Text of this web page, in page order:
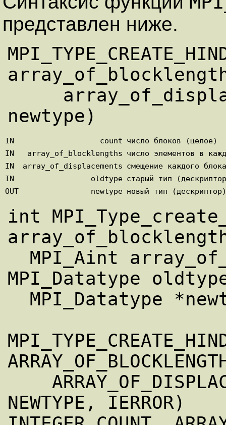
представлен ниже.
IN count число блоков (целое)
IN
array_of_blocklengths число элементов в
IN
array_of_displacements смещение каждого
IN
oldtype старый тип
OUT
newtype новый тип (дескриптор)
int
MPI_Datatype
NEWTYPE, IERROR)